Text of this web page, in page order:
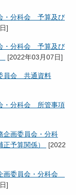
・分科会 予算及び
]
・分科会 予算及び
[2022年03月07日]
員会 共通資料
・分科会 所管事項
画委員会・分科
予算関係）
[2022
画委員会・分科会
]